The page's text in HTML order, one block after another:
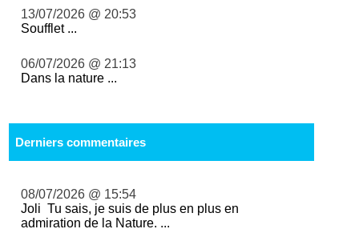
13/07/2026 @ 20:53
Soufflet ...
06/07/2026 @ 21:13
Dans la nature ...
Derniers commentaires
08/07/2026 @ 15:54
Joli Tu sais, je suis de plus en plus en
admiration de la Nature. ...